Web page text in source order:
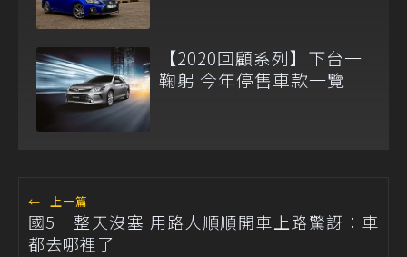
【2020回顧系列】下台一
鞠躬 今年停售車款一覽
← 上一篇
國5一整天沒塞 用路人順順開車上路驚訝：車
都去哪裡了